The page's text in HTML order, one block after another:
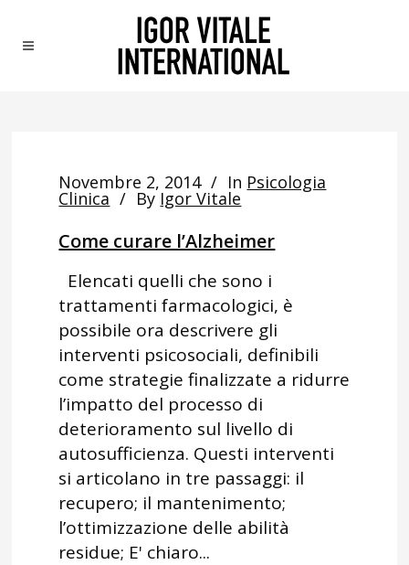
Novembre 2, 2014 In Psicologia
Clinica By Igor Vitale
Come curare l’Alzheimer
Elencati quelli che sono i
trattamenti farmacologici, è
possibile ora descrivere gli
interventi psicosociali, definibili
come strategie finalizzate a ridurre
l’impatto del processo di
deterioramento sul livello di
autosufficienza. Questi interventi
si articolano in tre passaggi: il
recupero; il mantenimento;
l’ottimizzazione delle abilità
residue; E' chiaro...